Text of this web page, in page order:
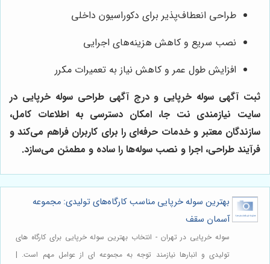
طراحی انعطاف‌پذیر برای دکوراسیون داخلی
نصب سریع و کاهش هزینه‌های اجرایی
افزایش طول عمر و کاهش نیاز به تعمیرات مکرر
ثبت آگهی سوله خرپایی و درج آگهی طراحی سوله خرپایی در
سایت نیازمندی نت جا، امکان دسترسی به اطلاعات کامل،
سازندگان معتبر و خدمات حرفه‌ای را برای کاربران فراهم می‌کند و
فرآیند طراحی، اجرا و نصب سوله‌ها را ساده و مطمئن می‌سازد.
بهترین سوله خرپایی مناسب کارگاه‌های تولیدی: مجموعه
آسمان سقف
سوله خرپایی در تهران - انتخاب بهترین سوله خرپایی برای کارگاه های
تولیدی و انبارها نیازمند توجه به مجموعه ای از عوامل مهم است. |